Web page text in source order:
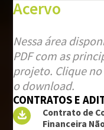
Acervo
Nessa área
PDF com as
projeto. Clique
o download.
CONTRATOS E
Contrato de
Financeira